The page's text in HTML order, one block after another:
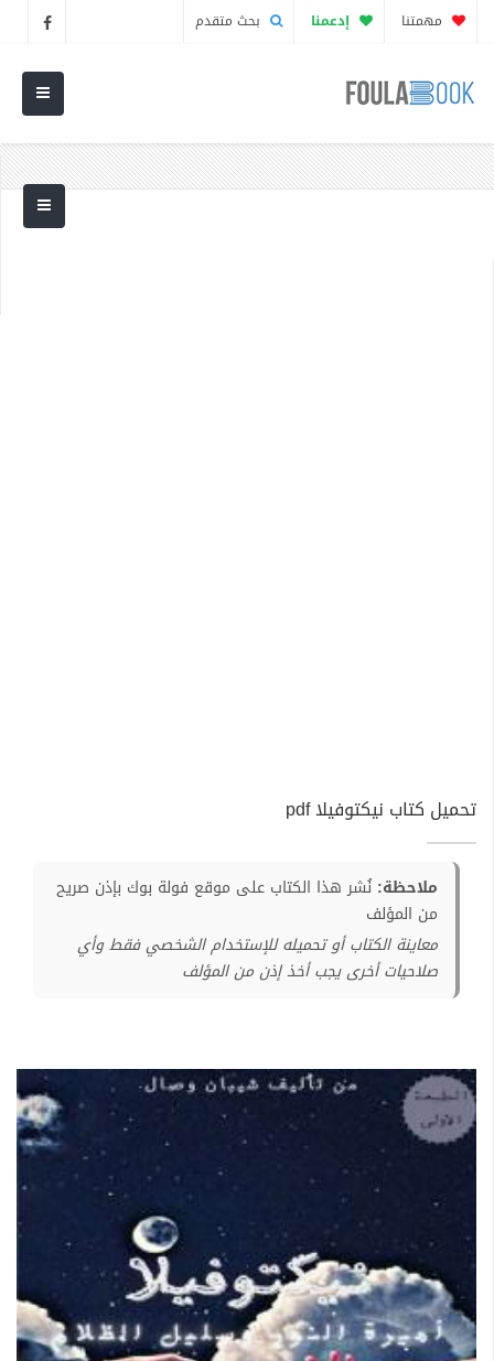
مهمتنا إدعمنا بحث متقدم
تحميل كتاب نيكتوفيلا pdf
ملاحظة: نُشر هذا الكتاب على موقع فولة بوك بإذن صريح
من المؤلف
معاينة الكتاب أو تحميله للإستخدام الشخصي فقط وأي
صلاحيات أخرى يجب أخذ إذن من المؤلف